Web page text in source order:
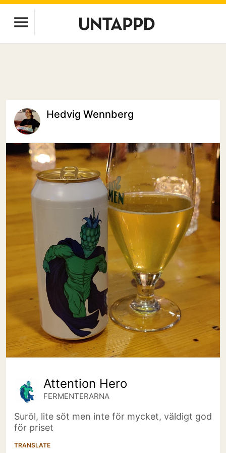
Hedvig Wennberg
Attention Hero
FERMENTERARNA
Suröl, lite söt men inte för mycket, väldigt god
för priset
TRANSLATE